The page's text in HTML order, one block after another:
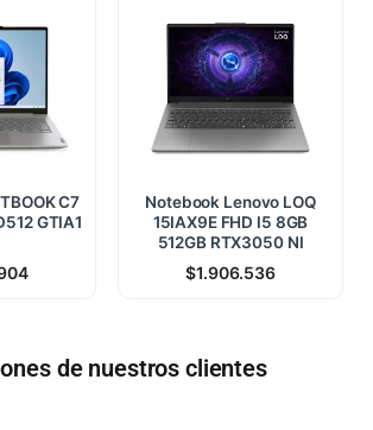
C7
GTIA1
Notebook Lenovo LOQ
15IAX9E FHD I5 8GB
512GB RTX3050 NI
$1.906.536
de nuestros clientes